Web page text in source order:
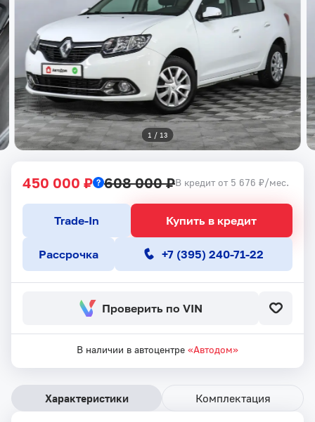
1 / 13
450 000 ₽ 608 000 ₽В кредит от 5 676 ₽/мес.
Купить в кредит
Trade-In
Рассрочка +7 (395) 240-71-22
Проверить по VIN
В наличии в автоцентре «Автодом»
Характеристики Комплектация